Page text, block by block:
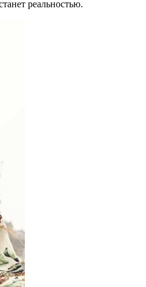
реальностью.